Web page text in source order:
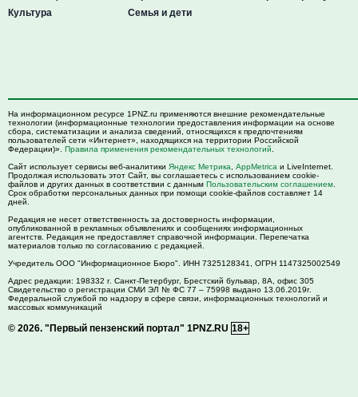
Культура
Семья и дети
На информационном ресурсе 1PNZ.ru применяются внешние рекомендательные
технологии (информационные технологии предоставления информации на основе
сбора, систематизации и анализа сведений, относящихся к предпочтениям
пользователей сети «Интернет», находящихся на территории Российской
Федерации)». Правила применения рекомендательных технологий
Сайт использует сервисы веб-аналитики Яндекс Метрика AppMetrica и LiveInternet.
Продолжая использовать этот Сайт, вы соглашаетесь с использованием cookie-
файлов и других данных в соответствии с данным Пользовательским соглашением
Срок обработки персональных данных при помощи cookie-файлов составляет 14
дней.
Редакция не несет ответственность за достоверность информации,
опубликованной в рекламных объявлениях и сообщениях информационных
агентств. Редакция не предоставляет справочной информации. Перепечатка
материалов только по согласованию с редакцией.
Учредитель ООО "Информационное Бюро". ИНН 7325128341, ОГРН 1147325002549
Адрес редакции: 198332 г. Санкт-Петербург, Брестский бульвар, 8А, офис 305
Свидетельство о регистрации СМИ ЭЛ № ФС 77 – 75998 выдано 13.06.2019г.
Федеральной службой по надзору в сфере связи, информационных технологий и
массовых коммуникаций
© 2026. "Первый пензенский портал" 1PNZ.RU 18+